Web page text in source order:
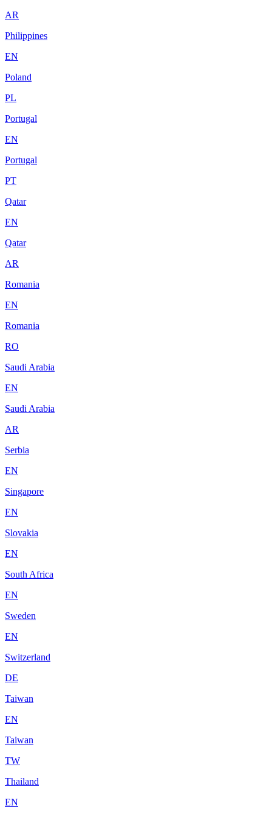
AR
Philippines
EN
Poland
PL
Portugal
EN
Portugal
PT
Qatar
EN
Qatar
AR
Romania
EN
Romania
RO
Saudi Arabia
EN
Saudi Arabia
AR
Serbia
EN
Singapore
EN
Slovakia
EN
South Africa
EN
Sweden
EN
Switzerland
DE
Taiwan
EN
Taiwan
TW
Thailand
EN